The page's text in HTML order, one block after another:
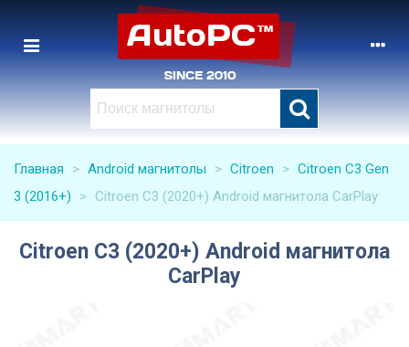
Главная > Android магнитолы > Citroen > Citroen C3 Gen
3 (2016+)
> Citroen C3 (2020+) Android магнитола CarPlay
Citroen C3 (2020+) Android магнитола
CarPlay